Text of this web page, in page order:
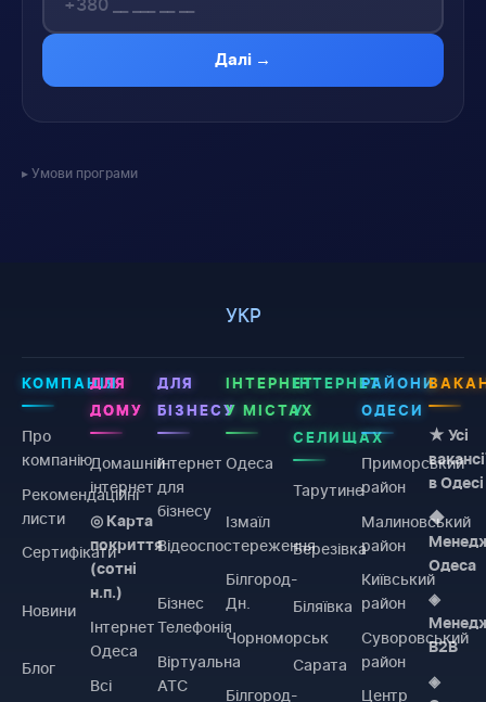
Далі →
Умови програми
УКР
КОМПАНІЯ
Про
компанію
Рекомендаційні
листи
Сертифікати
Новини
Блог
ДЛЯ
ДОМУ
Домашній
інтернет
◎ Карта
покриття
(сотні
н.п.)
Інтернет
Одеса
Всі
ДЛЯ
БІЗНЕСУ
Інтернет
для
бізнесу
Відеоспостереження
Бізнес
Телефонія
Віртуальна
АТС
ІНТЕРНЕТ
У МІСТАХ
Одеса
Ізмаїл
Білгород-
Дн.
Чорноморськ
Білгород-
ІНТЕРНЕТ
У
СЕЛИЩАХ
Тарутине
Березівка
Біляївка
Сарата
РАЙОНИ
ОДЕСИ
Приморський
район
Малиновський
район
Київський
район
Суворовський
район
Центр
★ Усі
в Одесі
◆
Одеса
◈
B2B
◈